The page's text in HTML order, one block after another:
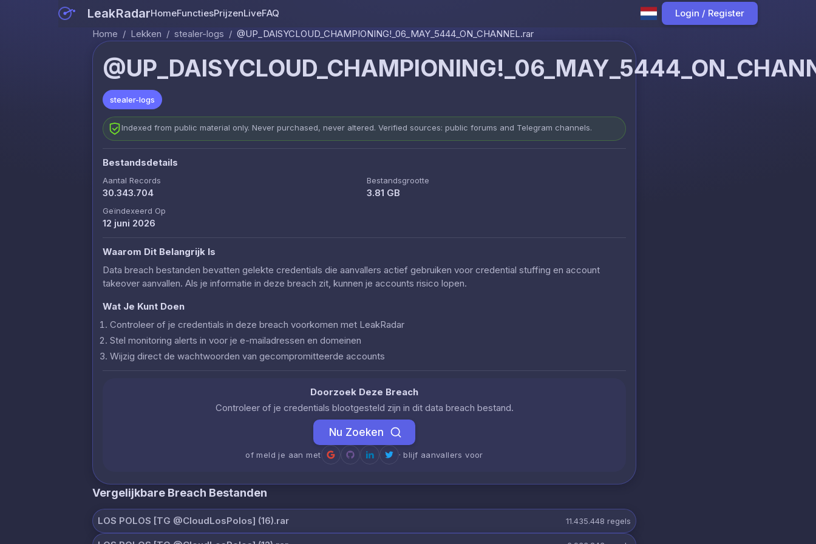
LeakRadarHomeFunctiesPrijzenLiveFAQ
Login / Register
Home / Lekken / stealer-logs / @UP_DAISYCLOUD_CHAMPIONING!_06_MAY_5444_ON_CHANNEL.rar
stealer-logs
Indexed from public material only. Never purchased, never altered. Verified sources: public forums and Telegram channels.
Bestandsdetails
Aantal Records
30.343.704
Bestandsgrootte
3.81 GB
Geïndexeerd Op
12 juni 2026
Waarom Dit Belangrijk Is
Data breach bestanden bevatten gelekte credentials die aanvallers actief gebruiken voor credential stuffing en account
takeover aanvallen. Als je informatie in deze breach zit, kunnen je accounts risico lopen.
Wat Je Kunt Doen
Controleer of je credentials in deze breach voorkomen met LeakRadar
Stel monitoring alerts in voor je e-mailadressen en domeinen
Wijzig direct de wachtwoorden van gecompromitteerde accounts
Doorzoek Deze Breach
Controleer of je credentials blootgesteld zijn in dit data breach bestand.
Nu Zoeken
of meld je aan met · blijf aanvallers voor
Vergelijkbare Breach Bestanden
LOS POLOS [TG @CloudLosPolos] (16).rar 11.435.448 regels